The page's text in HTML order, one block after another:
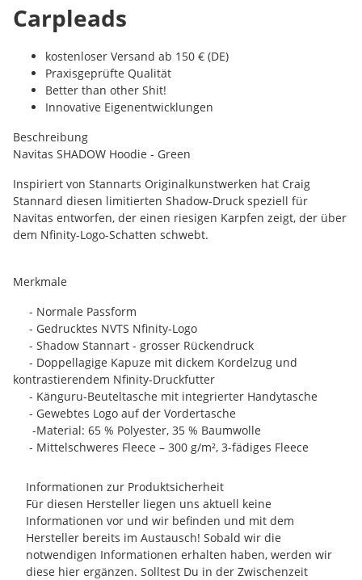
Carpleads
kostenloser Versand ab 150 € (DE)
Praxisgeprüfte Qualität
Better than other Shit!
Innovative Eigenentwicklungen
Beschreibung
Navitas SHADOW Hoodie - Green
Inspiriert von Stannarts Originalkunstwerken hat Craig
Stannard diesen limitierten Shadow-Druck speziell für
Navitas entworfen, der einen riesigen Karpfen zeigt, der über
dem Nfinity-Logo-Schatten schwebt.
Merkmale
- Normale Passform
- Gedrucktes NVTS Nfinity-Logo
- Shadow Stannart - grosser Rückendruck
- Doppellagige Kapuze mit dickem Kordelzug und
kontrastierendem Nfinity-Druckfutter
- Känguru-Beuteltasche mit integrierter Handytasche
- Gewebtes Logo auf der Vordertasche
-Material: 65 % Polyester, 35 % Baumwolle
- Mittelschweres Fleece – 300 g/m², 3-fädiges Fleece
Informationen zur Produktsicherheit
Für diesen Hersteller liegen uns aktuell keine
Informationen vor und wir befinden und mit dem
Hersteller bereits im Austausch! Sobald wir die
notwendigen Informationen erhalten haben, werden wir
diese hier ergänzen. Solltest Du in der Zwischenzeit